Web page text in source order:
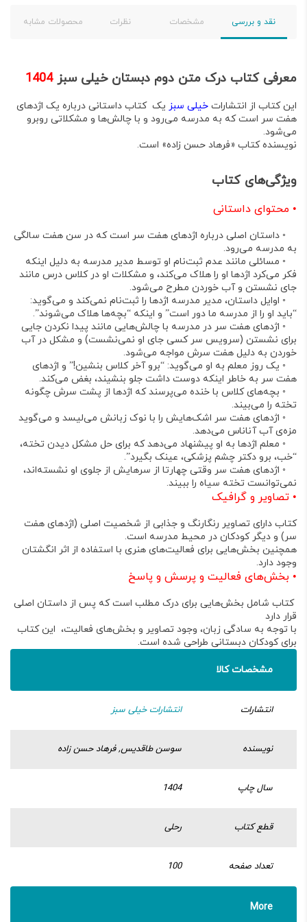
نقد و بررسی مشخصات نظرات محصولات مشابه
معرفی کتاب درک متن دوم دبستان خیلی سبز1404
این کتاب از انتشارات خیلی سبز یک کتاب داستانی درباره یک اژدهای
هفت سر است که به مدرسه می‌رود و با چالش‌ها و مشکلاتی روبرو
می‌شود.
نویسنده کتاب «فرهاد حسن زاده» است.
ویژگی‌های کتاب
• محتوای داستانی
◦ داستان اصلی درباره اژدهای هفت سر است که در سن هفت سالگی
به مدرسه می‌رود.
◦ مسائلی مانند عدم ثبت‌نام او توسط مدیر مدرسه به دلیل اینکه
فکر می‌کرد اژدها او را هلاک می‌کند، و مشکلات او در کلاس درس مانند
جای نشستن و آب خوردن مطرح می‌شود.
◦ اوایل داستان، مدیر مدرسه اژدها را ثبت‌نام نمی‌کند و می‌گوید:
“باید او را از مدرسه ما دور است” و اینکه “بچه‌ها هلاک می‌شوند”.
◦ اژدهای هفت سر در مدرسه با چالش‌هایی مانند پیدا نکردن جایی
برای نشستن (سرویس سر کسی جای او نمی‌نشست) و مشکل در آب
خوردن به دلیل هفت سرش مواجه می‌شود.
◦ یک روز معلم به او می‌گوید: “برو آخر کلاس بنشین!” و اژدهای
هفت سر به خاطر اینکه دوست داشت جلو بنشیند، بغض می‌کند.
◦ بچه‌های کلاس با خنده می‌پرسند که اژدها از پشت سرش چگونه
تخته را می‌بیند.
◦ اژدهای هفت سر اشک‌هایش را با نوک زبانش می‌لیسد و می‌گوید
مزه‌ی آب آناناس می‌دهد.
◦ معلم اژدها به او پیشنهاد می‌دهد که برای حل مشکل دیدن تخته،
“خب، برو دکتر چشم پزشکی، عینک بگیرد”.
◦ اژدهای هفت سر وقتی چهارتا از سرهایش از جلوی او نشسته‌اند،
نمی‌توانست تخته سیاه را ببیند.
• تصاویر و گرافیک
کتاب دارای تصاویر رنگارنگ و جذابی از شخصیت اصلی (اژدهای هفت
سر) و دیگر کودکان در محیط مدرسه است.
همچنین بخش‌هایی برای فعالیت‌های هنری با استفاده از اثر انگشتان
وجود دارد.
• بخش‌های فعالیت و پرسش و پاسخ
کتاب شامل بخش‌هایی برای درک مطلب است که پس از داستان اصلی
قرار دارد
با توجه به سادگی زبان، وجود تصاویر و بخش‌های فعالیت، این کتاب
برای کودکان دبستانی طراحی شده است.
مشخصات کالا
انتشارات انتشارات خیلی سبز
نویسنده سوسن طاقدیس, فرهاد حسن زاده
سال چاپ 1404
قطع کتاب رحلی
تعداد صفحه 100
More